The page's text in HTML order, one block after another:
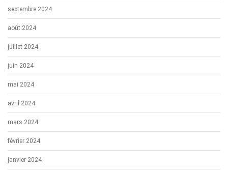
septembre 2024
août 2024
juillet 2024
juin 2024
mai 2024
avril 2024
mars 2024
février 2024
janvier 2024